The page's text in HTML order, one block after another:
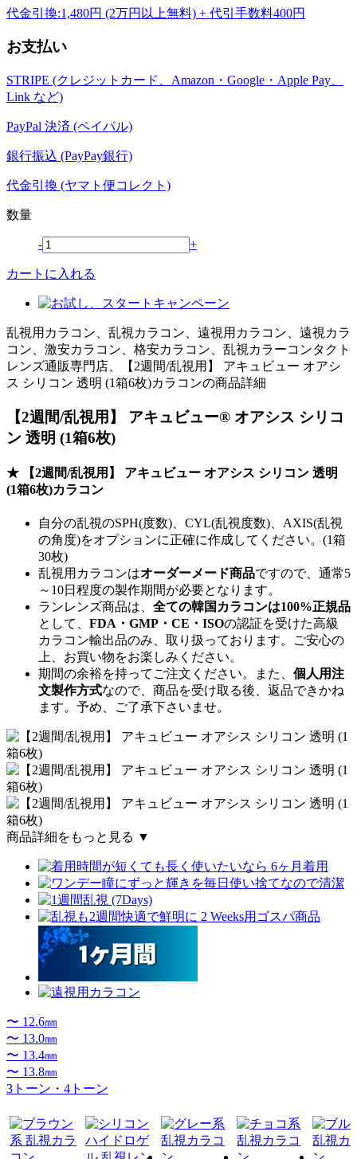
代金引換:1,480円 (2万円以上無料) + 代引手数料400円
お支払い
STRIPE (クレジットカード、Amazon・Google・Apple Pay、
Link など)
PayPal 決済 (ペイパル)
銀行振込 (PayPay銀行)
代金引換 (ヤマト便コレクト)
数量
- +
カートに入れる
乱視用カラコン、乱視カラコン、遠視用カラコン、遠視カラ
コン、激安カラコン、格安カラコン、乱視カラーコンタクト
レンズ通販専門店、【2週間/乱視用】 アキュビュー オアシ
ス シリコン 透明 (1箱6枚)カラコンの商品詳細
【2週間/乱視用】 アキュビュー® オアシス シリコ
ン 透明 (1箱6枚)
★ 【2週間/乱視用】 アキュビュー オアシス シリコン 透明
(1箱6枚)カラコン
自分の乱視のSPH(度数)、CYL(乱視度数)、AXIS(乱視
の角度)をオプションに正確に作成してください。(1箱
30枚)
乱視用カラコンはオーダーメード商品ですので、 通常5
～10日程度の製作期間が必要となります。
ランレンズ商品は、 全ての韓国カラコンは100%正規品
として、 FDA・GMP・CE・ISOの認証を受けた高級
カラコン輸出品のみ、取り扱っております。ご安心の
上、お買い物をお楽しみください。
期間の余裕を持ってご注文ください。また、 個人用注
文製作方式なので、商品を受け取る後、返品できかね
ます。予め、ご了承下さいませ。
商品詳細をもっと見る ▼
〜 12.6㎜
〜 13.0㎜
〜 13.4㎜
〜 13.8㎜
3トーン・4トーン